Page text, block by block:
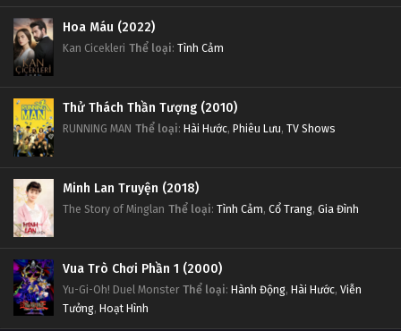
Hoa Máu (2022)
Kan Cicekleri Thể loại: Tình Cảm
Thử Thách Thần Tượng (2010)
RUNNING MAN Thể loại: Hài Hước, Phiêu Lưu, TV Shows
Minh Lan Truyện (2018)
The Story of Minglan Thể loại: Tình Cảm, Cổ Trang, Gia Đình
Vua Trò Chơi Phần 1 (2000)
Yu-Gi-Oh! Duel Monster Thể loại: Hành Động, Hài Hước, Viễn
Tưởng, Hoạt Hình